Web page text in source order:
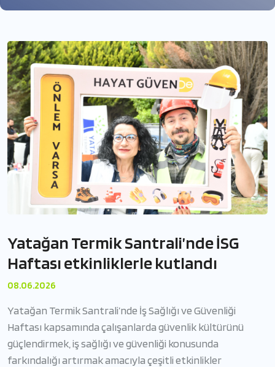
Yatağan Termik Santrali’nde İSG
Haftası etkinliklerle kutlandı
08.06.2026
Yatağan Termik Santrali’nde İş Sağlığı ve Güvenliği
Haftası kapsamında çalışanlarda güvenlik kültürünü
güçlendirmek, iş sağlığı ve güvenliği konusunda
farkındalığı artırmak amacıyla çeşitli etkinlikler